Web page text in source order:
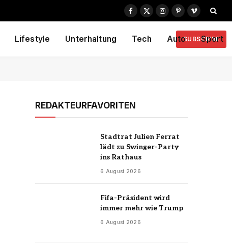
Facebook
X
Instagram
PinterestVimeo
Lifestyle Unterhaltung Tech Auto Sport
SUBSCRIBE
REDAKTEURFAVORITEN
Stadtrat Julien Ferrat
lädt zu Swinger-Party
ins Rathaus
6 August 2026
Fifa-Präsident wird
immer mehr wie Trump
6 August 2026